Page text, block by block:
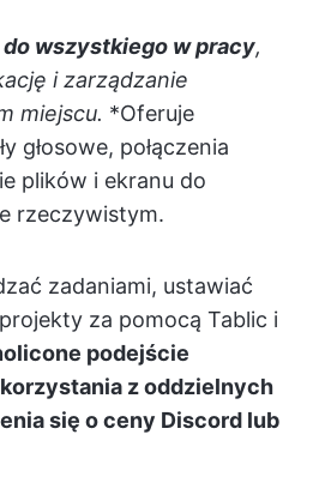
wszystkiego w pracy,
i zarządzanie
miejscu. *Oferuje
głosowe, połączenia
plików i ekranu do
rzeczywistym.
zadaniami, ustawiać
za pomocą Tablic i
podejście
z oddzielnych
się o ceny Discord lub